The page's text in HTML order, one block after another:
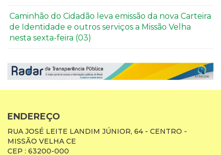
Caminhão do Cidadão leva emissão da nova Carteira
de Identidade e outros serviços a Missão Velha
nesta sexta-feira (03)
ENDEREÇO
RUA JOSÉ LEITE LANDIM JÚNIOR, 64 - CENTRO -
MISSÃO VELHA CE
CEP : 63200-000